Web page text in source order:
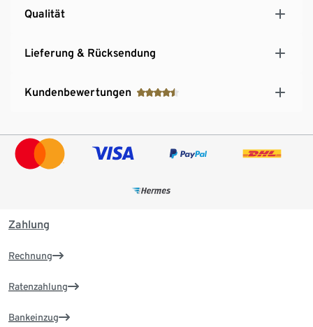
Qualität
Lieferung & Rücksendung
Kundenbewertungen
Zahlung
Rechnung
Ratenzahlung
Bankeinzug